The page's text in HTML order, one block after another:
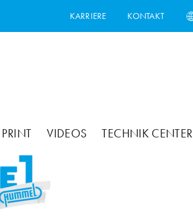
KARRIERE KONTAKT
PRINT VIDEOS TECHNIK CENTER